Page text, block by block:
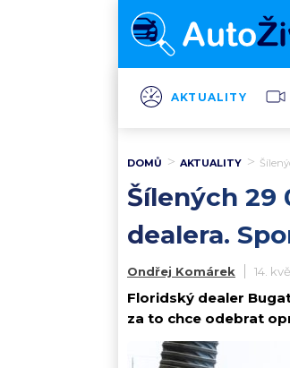
AKTUALITY
DOMŮ AKTUALITY
Šílených 29
dealera.
Ondřej Komárek 14.
Floridský dealer
za to chce odebrat